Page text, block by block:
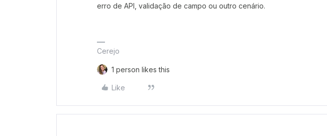
erro de API, validação de campo ou outro cenário.
Cerejo
1 person likes this
Like